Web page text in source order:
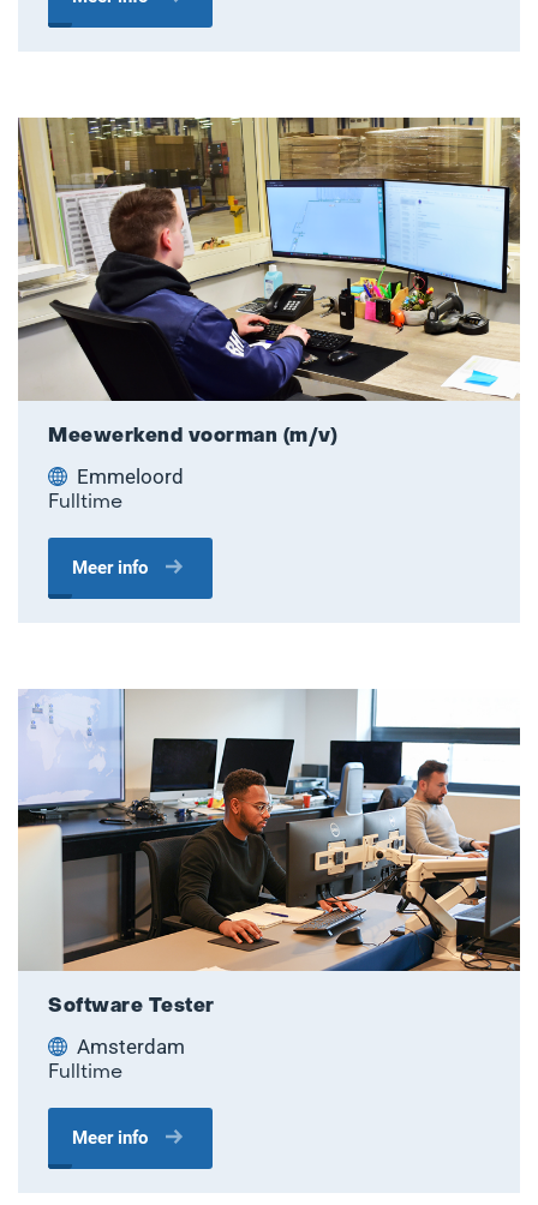
Meewerkend voorman (m/v)
Emmeloord
Fulltime
Meer info
Software Tester
Amsterdam
Fulltime
Meer info